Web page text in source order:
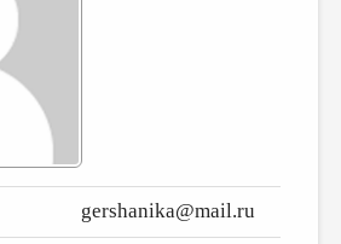
gershanika@mail.ru